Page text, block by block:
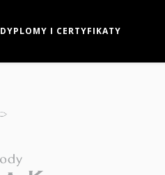
DYPLOMY I CERTYFIKATY